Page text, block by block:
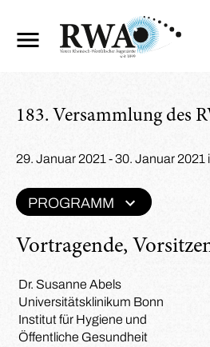
183. Versammlung des
Vortragende,
Dr. Susanne Abels
Universitätsklinikum Bonn
Institut für Hygiene und
Öffentliche Gesundheit
29. Januar 2021 - 30. Januar 2021
PROGRAMM